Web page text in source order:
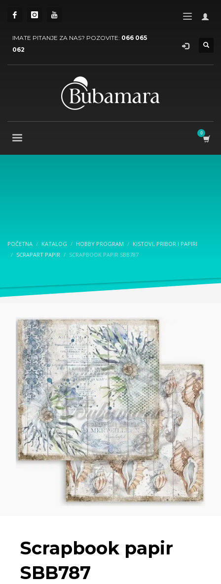
IMATE PITANJE ZA NAS? POZOVITE: 066 065
062
POČETNA KATALOG HOBBY PROGRAM
KISTOVI, PRIBOR I PAPIRI
SCRAPART PAPIR
SCRAPBOOK PAPIR SBB787
Scrapbook papir
SBB787